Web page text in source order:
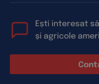
Ești interesat
și agricole